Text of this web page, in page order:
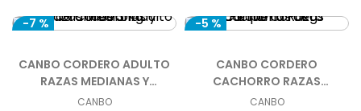
-7 %
CANBO CORDERO ADULTO
RAZAS MEDIANAS Y
GRANDES 3 KG
CANBO
-5 %
CANBO CORDERO
CACHORRO RAZAS
PEQUEÑAS 1 KG
CANBO